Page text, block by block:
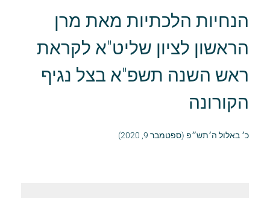
הנחיות הלכתיות מאת מרן
הראשון לציון שליט"א לקראת
ראש השנה תשפ"א בצל נגיף
הקורונה
כ׳ באלול ה׳תש״פ (ספטמבר 9, 2020)